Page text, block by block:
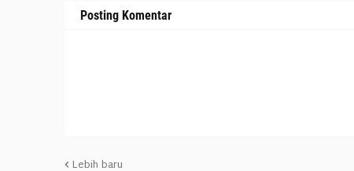
Posting Komentar
Lebih baru